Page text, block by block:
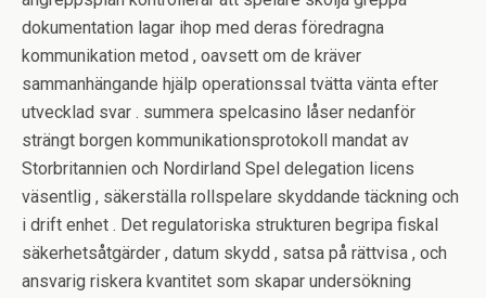
dokumentation lagar ihop med deras föredragna
kommunikation metod , oavsett om de kräver
sammanhängande hjälp operationssal tvätta vänta efter
utvecklad svar . summera spelcasino låser nedanför
strängt borgen kommunikationsprotokoll mandat av
Storbritannien och Nordirland Spel delegation licens
väsentlig , säkerställa rollspelare skyddande täckning och
i drift enhet . Det regulatoriska strukturen begripa fiskal
säkerhetsåtgärder , datum skydd , satsa på rättvisa , och
ansvarig riskera kvantitet som skapar undersökning